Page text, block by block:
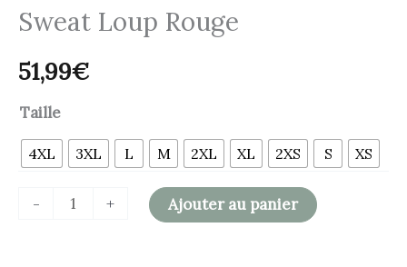
Sweat Loup Rouge
51,99€
Taille
4XL 3XL L M 2XL XL 2XS S XS
- + Ajouter au panier